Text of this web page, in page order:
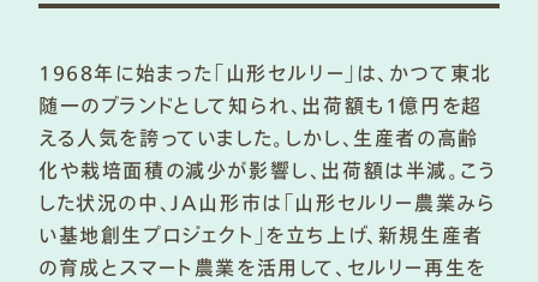
1968年に始まった「山形セルリー」は、かつて東北
随一のブランドとして知られ、出荷額も1億円を超
える人気を誇っていました。しかし、生産者の高齢
化や栽培面積の減少が影響し、出荷額は半減。こう
した状況の中、JA山形市は「山形セルリー農業みら
い基地創生プロジェクト」を立ち上げ、新規生産者
の育成とスマート農業を活用して、セルリー再生を